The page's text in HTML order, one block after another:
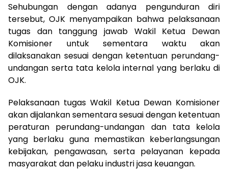
Sehubungan dengan adanya pengunduran diri
tersebut, OJK menyampaikan bahwa pelaksanaan
tugas dan tanggung jawab Wakil Ketua Dewan
Komisioner untuk sementara waktu akan
dilaksanakan sesuai dengan ketentuan perundang-
undangan serta tata kelola internal yang berlaku di
OJK.
Pelaksanaan tugas Wakil Ketua Dewan Komisioner
akan dijalankan sementara sesuai dengan ketentuan
peraturan perundang-undangan dan tata kelola
yang berlaku guna memastikan keberlangsungan
kebijakan, pengawasan, serta pelayanan kepada
masyarakat dan pelaku industri jasa keuangan.